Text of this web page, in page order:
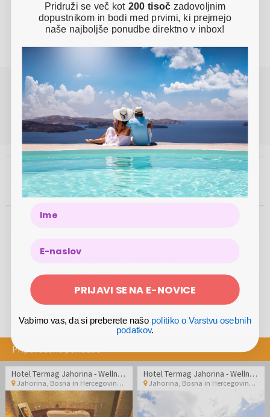
Enkratno plačilo zavarovanja v višini 1 KM/oseba ni
vključeno v ceno
POTREBUJETE POMOČ PRI REZERVACIJI ALI
NAKUPU?
(Pon - Pet 8.00 - 17.00)
080 45 59 info@megabon.eu
100%
VAREN NAKUP
ŽE VEČ KOT
500.000
UPORABNIKOV
PRISOTNI NA
5
TRGIH
USTANOVLJEN
LETA
2012
Telefon:+387 33 580 000
Naslov
Zabrde 5b, 71000, Sarajevo, Bosna in Hercegovina
Spletna stran
Priporočene ponudbe
Hotel Termag Jahorina - Wellness oddih na Jahorini v dvoje
Jahorina Bosna in Hercegovina
Hotel Termag Jahorina - Wellness oddih na Jahorini
Jahorina Bosna in Hercegovina
Pridruži se več kot 200 tisoč zadovoljnim
dopustnikom in bodi med prvimi, ki prejmejo
naše najboljše ponudbe direktno v inbox!
Name
PRIJAVI SE NA E-NOVICE
Vabimo vas, da si preberete našo politiko o Varstvu osebnih
podatkov.